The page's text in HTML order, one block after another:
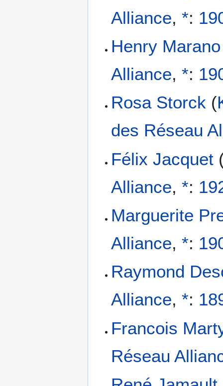
Alliance,*:
Henry Marano
Alliance,*:
Rosa Storck (
des Réseau
Félix Jacquet
Alliance,*:
Marguerite
Alliance,*:
Raymond
Alliance,*:
Francois
Réseau